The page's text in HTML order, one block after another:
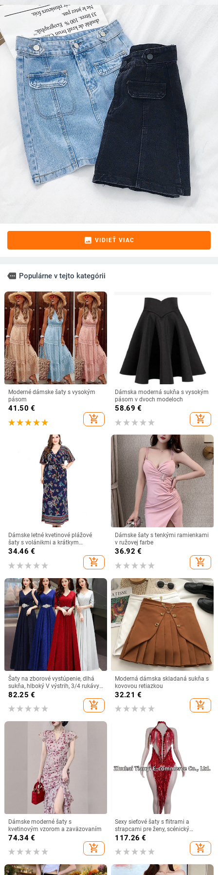
image VIDIEŤ VIAC
more Populárne v tejto kategórii
Moderné dámske šaty s vysokým
pásom
41.50 €
add_shopping_cart
Dámska moderná sukňa s vysokým
pásom v dvoch modeloch
58.69 €
add_shopping_cart
Dámske letné kvetinové plážové
šaty s volánikmi a krátkym
rukávom, kvetinové maxi šaty s
34.46 €
add_shopping_cart
Dámske šaty s tenkými ramienkami
v ružovej farbe
36.92 €
add_shopping_cart
Šaty na zborové vystúpenie, dlhá
sukňa, hlboký V výstrih, 3/4 rukávy,
vysoký pás, látka: polyester
82.25 €
add_shopping_cart
Moderná dámska skladaná sukňa s
kovovou retiazkou
32.21 €
add_shopping_cart
Dámske moderné šaty s
kvetinovým vzorom a zaväzovaním
74.34€
add_shopping_cart
Sexy sieťové šaty s flitrami a
strapcami pre ženy, scénický
kostým pre klubový latinský tanec,
117.26 €
add_shopping_cart